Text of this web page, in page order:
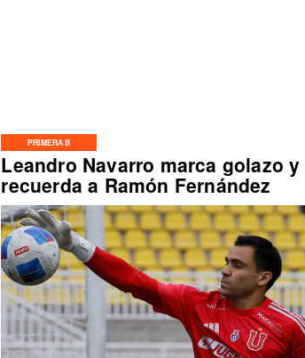
PRIMERA B
Leandro Navarro marca golazo y
recuerda a Ramón Fernández